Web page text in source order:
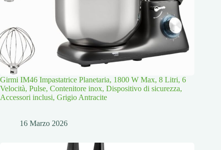
Girmi IM46 Impastatrice Planetaria, 1800 W Max, 8 Litri, 6
Velocità, Pulse, Contenitore inox, Dispositivo di sicurezza,
Accessori inclusi, Grigio Antracite
16 Marzo 2026